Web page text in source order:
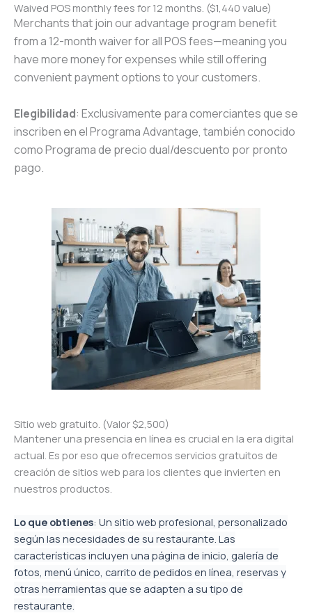
Waived POS monthly fees for 12 months. ($1,440 value)
Merchants that join our advantage program benefit
from a 12-month waiver for all POS fees—meaning you
have more money for expenses while still offering
convenient payment options to your customers.
Elegibilidad: Exclusivamente para comerciantes que se
inscriben en el Programa Advantage, también conocido
como Programa de precio dual/descuento por pronto
pago.
Sitio web gratuito. (Valor $2,500)
Mantener una presencia en línea es crucial en la era digital
actual. Es por eso que ofrecemos servicios gratuitos de
creación de sitios web para los clientes que invierten en
nuestros productos.
Lo que obtienes: Un sitio web profesional, personalizado
según las necesidades de su restaurante. Las
características incluyen una página de inicio, galería de
fotos, menú único, carrito de pedidos en línea, reservas y
otras herramientas que se adapten a su tipo de
restaurante.